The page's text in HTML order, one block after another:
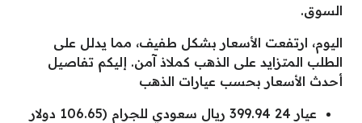
السوق.
اليوم، ارتفعت الأسعار بشكل طفيف، مما يدلل على
الطلب المتزايد على الذهب كملاذ آمن. إليكم تفاصيل
أحدث الأسعار بحسب عيارات الذهب
عيار 24 399.94 ريال سعودي للجرام (106.65 دولار